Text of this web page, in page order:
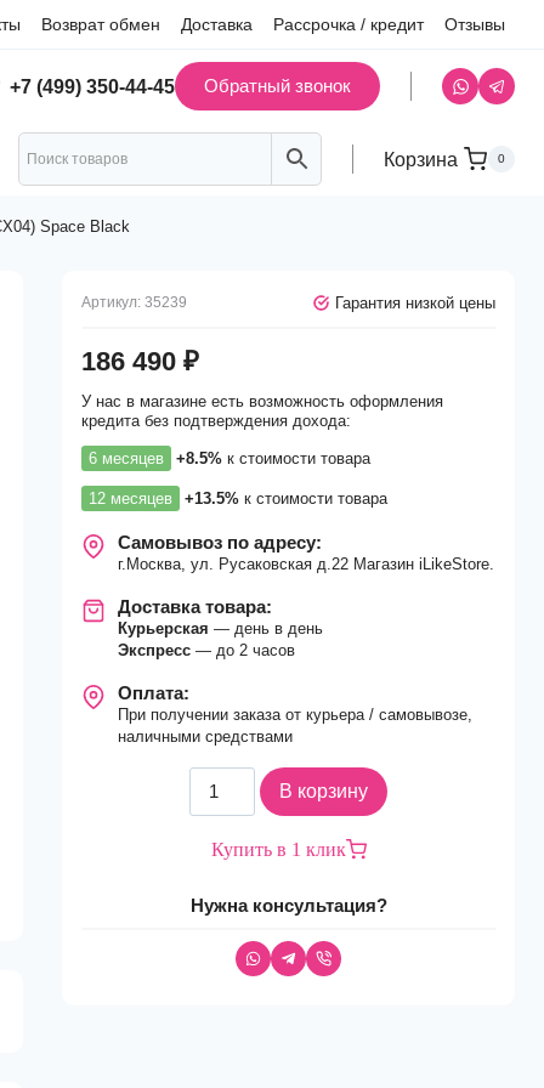
Возврат обмен Доставка Рассрочка / кредит Отзывы
+7 (499) 350-44-45 Обратный звонок
Корзина 0
Space Black
Артикул:35239 Гарантия низкой цены
186 490₽
У нас в магазине есть возможность оформления
кредита без подтверждения дохода:
6 месяцев +8.5% к стоимости товара
12 месяцев +13.5% к стоимости товара
Самовывоз по адресу:
г.Москва, ул. Русаковская д.22 Магазин iLikeStore.
Доставка товара:
Курьерская— день в день
Экспресс— до 2 часов
Оплата:
При получении заказа от курьера / самовывозе,
наличными средствами
Количество
товара
Ноутбук
MacBook
В корзину
Купить в 1 клик
Нужна консультация?